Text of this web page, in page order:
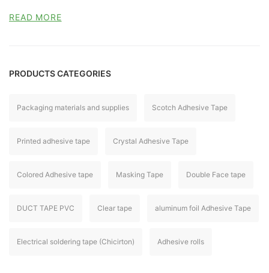
READ MORE
PRODUCTS CATEGORIES
Packaging materials and supplies Scotch Adhesive Tape
Printed adhesive tape Crystal Adhesive Tape
Colored Adhesive tape Masking Tape Double Face tape
DUCT TAPE PVC Clear tape aluminum foil Adhesive Tape
Electrical soldering tape (Chicirton) Adhesive rolls